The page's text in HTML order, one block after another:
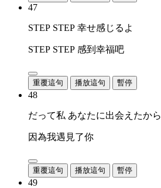
47
STEP STEP 幸せ感じるよ
STEP STEP 感到幸福吧
重覆這句 播放這句 暫停
48
だって私 あなたに出会えたから
因為我遇見了你
重覆這句 播放這句 暫停
49